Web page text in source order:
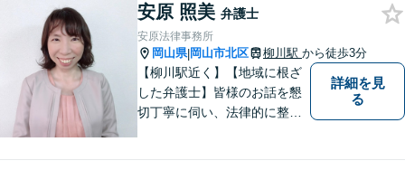
でも構いません。お気軽にご
相談ください。【土曜日も受
付可能】【専用駐車場あり】
安原 照美 弁護士
安原法律事務所
岡山県|岡山市北区 柳川駅 から徒歩3分
【柳川駅近く】【地域に根ざ
した弁護士】皆様のお話を懇
切丁寧に伺い、法律的に整理
詳細を見
る